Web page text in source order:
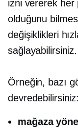
izni vererek her
olduğunu
değişiklikleri
sağlayabilirsiniz.
Örneğin, bazı
devredebilirsiniz:
mağaza